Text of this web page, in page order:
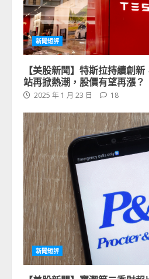
新聞短評
【美股新聞】特斯拉持續創新
站再掀熱潮，股價有望再漲？
2025 年 1 月 23 日 18
新聞短評